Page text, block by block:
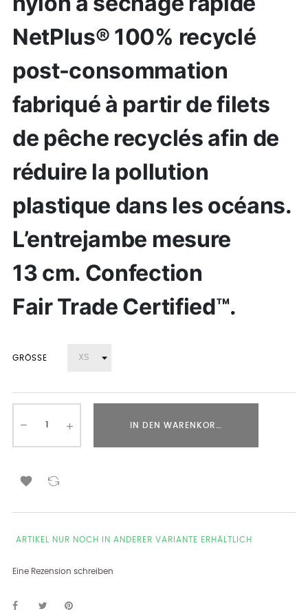
NetPlus® 100% recyclé
post-consommation
fabriqué à partir de filets
de pêche recyclés afin de
réduire la pollution
plastique dans les océans.
L’entrejambe mesure
13 cm. Confection
Fair Trade Certified™.
GRÖSSE
IN DEN WARENKORB LEGEN

ARTIKEL NUR NOCH IN ANDERER VARIANTE ERHÄLTLICH
Eine Rezension schreiben